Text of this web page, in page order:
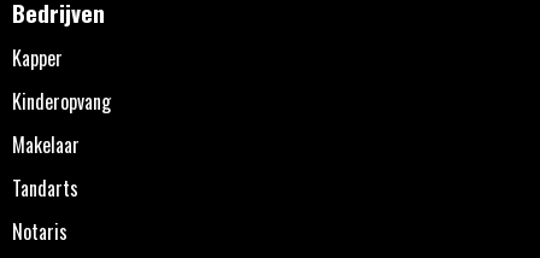
Bedrijven
Kapper
Kinderopvang
Makelaar
Tandarts
Notaris